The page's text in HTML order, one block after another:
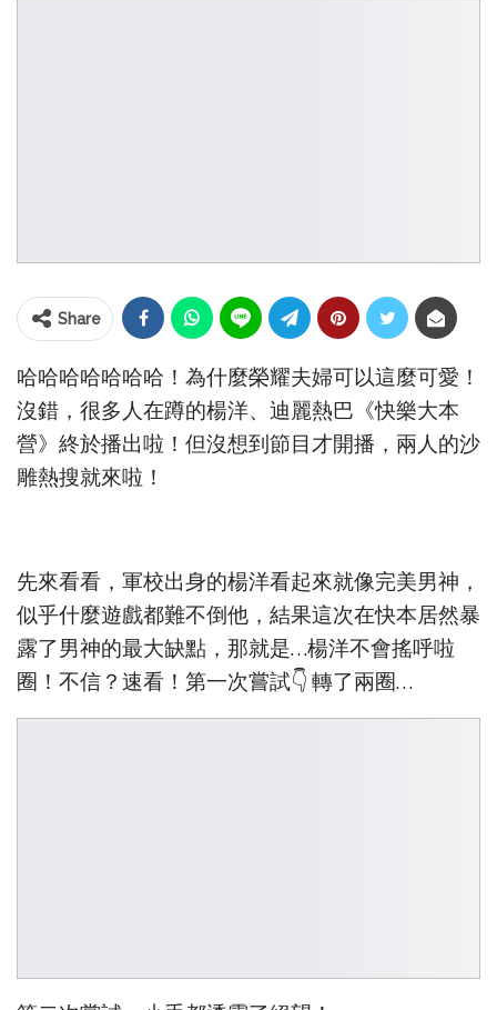
Share
哈哈哈哈哈哈哈！為什麼榮耀夫婦可以這麼可愛！
沒錯，很多人在蹲的楊洋、迪麗熱巴《快樂大本
營》終於播出啦！但沒想到節目才開播，兩人的沙
雕熱搜就來啦！
先來看看，軍校出身的楊洋看起來就像完美男神，
似乎什麼遊戲都難不倒他，結果這次在快本居然暴
露了男神的最大缺點，那就是…楊洋不會搖呼啦
圈！不信？速看！第一次嘗試👇 轉了兩圈…